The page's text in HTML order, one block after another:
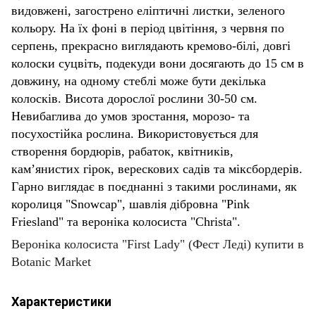
видовжені, загострено еліптичні листки, зеленого
кольору. На їх фоні в період цвітіння, з червня по
серпень, прекрасно виглядають кремово-білі, довгі
колоски суцвіть, подекуди вони досягають до 15 см в
довжину, на одному стеблі може бути декілька
колосків. Висота дорослої рослини 30-50 см.
Невибаглива до умов зростання, морозо- та
посухостійка рослина. Використовується для
створення бордюрів, рабаток, квітників,
кам’янистих гірок, верескових садів та міксбордерів.
Гарно виглядає в поєднанні з такими рослинами, як
королиця "Snowcap", шавлія дібровна "Pink
Friesland" та вероніка колосиста "Christa".
Вероніка колосиста "First Lady" (Фест Леді) купити в
Botanic Market
Характеристики